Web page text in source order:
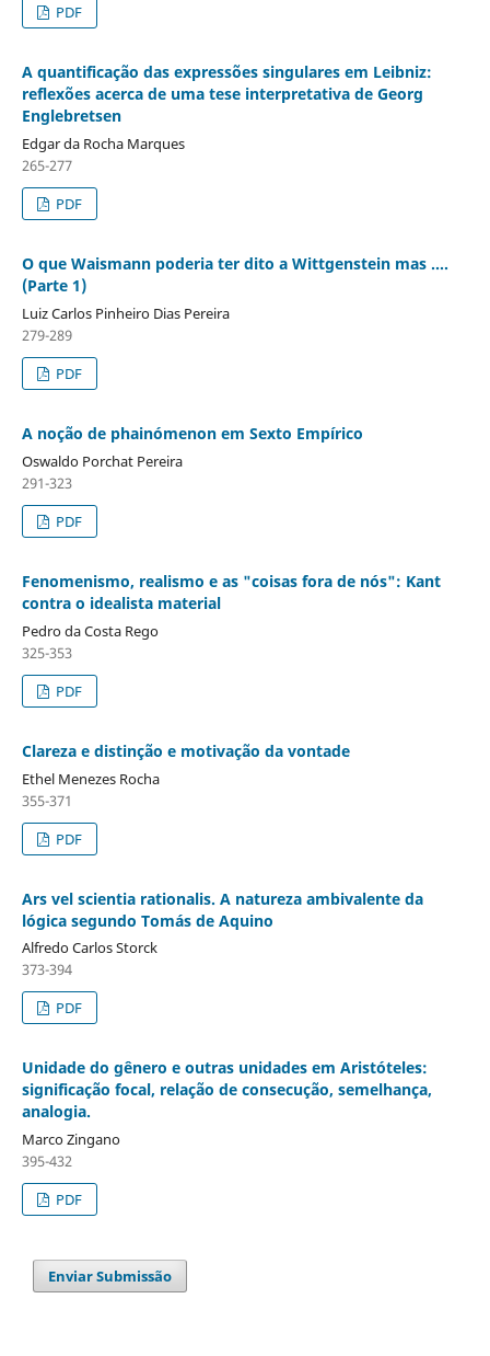
PDF
A quantificação das expressões singulares em Leibniz:
reflexões acerca de uma tese interpretativa de Georg
Englebretsen
Edgar da Rocha Marques
265-277
PDF
O que Waismann poderia ter dito a Wittgenstein mas ....
(Parte 1)
Luiz Carlos Pinheiro Dias Pereira
279-289
PDF
A noção de phainómenon em Sexto Empírico
Oswaldo Porchat Pereira
291-323
PDF
Fenomenismo, realismo e as "coisas fora de nós": Kant
contra o idealista material
Pedro da Costa Rego
325-353
PDF
Clareza e distinção e motivação da vontade
Ethel Menezes Rocha
355-371
PDF
Ars vel scientia rationalis. A natureza ambivalente da
lógica segundo Tomás de Aquino
Alfredo Carlos Storck
373-394
PDF
Unidade do gênero e outras unidades em Aristóteles:
significação focal, relação de consecução, semelhança,
analogia.
Marco Zingano
395-432
PDF
Enviar Submissão